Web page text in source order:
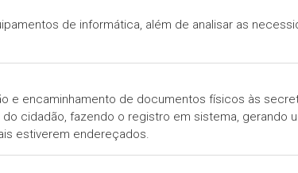
de informática, além de analisar as
e encaminhamento de documentos físicos às
cidadão, fazendo o registro em sistema,
estiverem endereçados.